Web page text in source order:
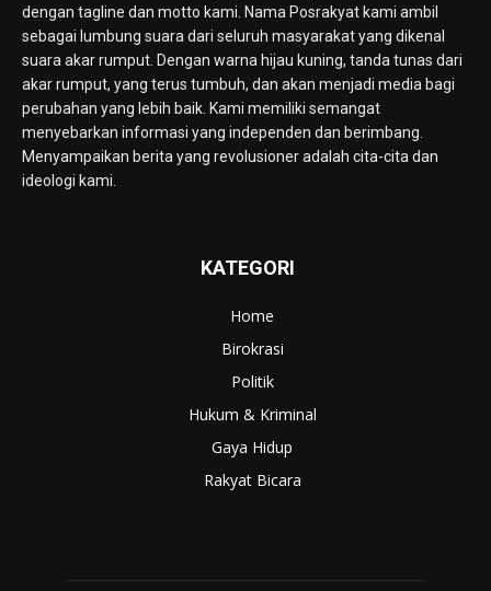
dengan tagline dan motto kami. Nama Posrakyat kami ambil
sebagai lumbung suara dari seluruh masyarakat yang dikenal
suara akar rumput. Dengan warna hijau kuning, tanda tunas dari
akar rumput, yang terus tumbuh, dan akan menjadi media bagi
perubahan yang lebih baik. Kami memiliki semangat
menyebarkan informasi yang independen dan berimbang.
Menyampaikan berita yang revolusioner adalah cita-cita dan
ideologi kami.
KATEGORI
Home
Birokrasi
Politik
Hukum & Kriminal
Gaya Hidup
Rakyat Bicara